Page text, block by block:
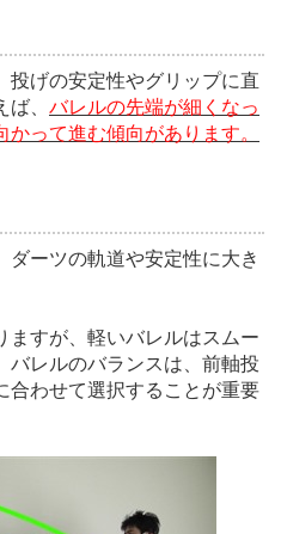
投げの安定性やグリップに直
、 バレルの先端が細くなっ
って進む傾向があります。
ーツの軌道や安定性に大き
ますが、軽いバレルはスムー
バレルのバランスは、前軸投
合わせて選択することが重要